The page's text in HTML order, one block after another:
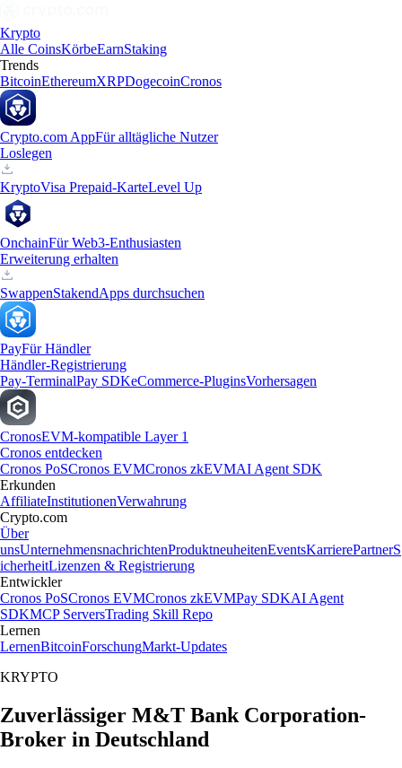
Krypto
Alle CoinsKörbeEarnStaking
Trends
BitcoinEthereumXRPDogecoinCronos
Crypto.com AppFür alltägliche Nutzer
Loslegen
KryptoVisa Prepaid-KarteLevel Up
OnchainFür Web3-Enthusiasten
Erweiterung erhalten
SwappenStakendApps durchsuchen
PayFür Händler
Händler-Registrierung
Pay-TerminalPay SDKeCommerce-PluginsVorhersagen
CronosEVM-kompatible Layer 1
Cronos entdecken
Cronos PoSCronos EVMCronos zkEVMAI Agent SDK
Erkunden
AffiliateInstitutionenVerwahrung
Crypto.com
Über
unsUnternehmensnachrichtenProduktneuheitenEventsKarrierePartnerS
icherheitLizenzen & Registrierung
Entwickler
Cronos PoSCronos EVMCronos zkEVMPay SDKAI Agent
SDKMCP ServersTrading Skill Repo
Lernen
LernenBitcoinForschungMarkt-Updates
KRYPTO
Zuverlässiger M&T Bank Corporation-
Broker in Deutschland